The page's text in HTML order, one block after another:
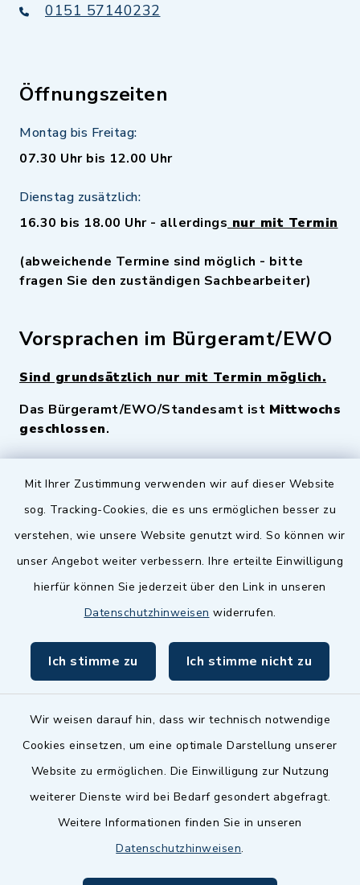
Mit Ihrer Zustimmung verwenden wir auf dieser Website
sog. Tracking-Cookies, die es uns ermöglichen besser zu
verstehen, wie unsere Website genutzt wird. So können wir
unser Angebot weiter verbessern. Ihre erteilte Einwilligung
hierfür können Sie jederzeit über den Link in unseren
Datenschutzhinweisen widerrufen.
Ich stimme zu Ich stimme nicht zu
Wir weisen darauf hin, dass wir technisch notwendige
Cookies einsetzen, um eine optimale Darstellung unserer
Website zu ermöglichen. Die Einwilligung zur Nutzung
weiterer Dienste wird bei Bedarf gesondert abgefragt.
Weitere Informationen finden Sie in unseren
Datenschutzhinweisen.
0151 57140232
Öffnungszeiten
Montag bis Freitag:
07.30 Uhr bis 12.00 Uhr
Dienstag zusätzlich:
16.30 bis 18.00 Uhr - allerdings nur mit Termin
(abweichende Termine sind möglich - bitte
fragen Sie den zuständigen Sachbearbeiter)
Vorsprachen im Bürgeramt/EWO
Sind grundsätzlich nur mit Termin möglich.
Das Bürgeramt/EWO/Standesamt ist Mittwochs
geschlossen.
Quicklinks
Zenngrund Allianz
Dillenberggruppe
inixmedia GmbH
Barrierefreiheit